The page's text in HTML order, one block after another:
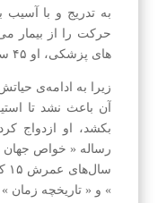
به تدریج و با آسیب
حرکت را از بیمار
های پزشکی، او ۴۵ سال دیگر زنده ماند و زندگی کرد؛
زیرا به ادامه‌ی
آن باعث نشد تا
رساله « خواص
» و « تاریخچه زمان